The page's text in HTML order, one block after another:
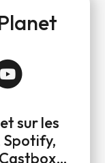
sur les
Spotify,